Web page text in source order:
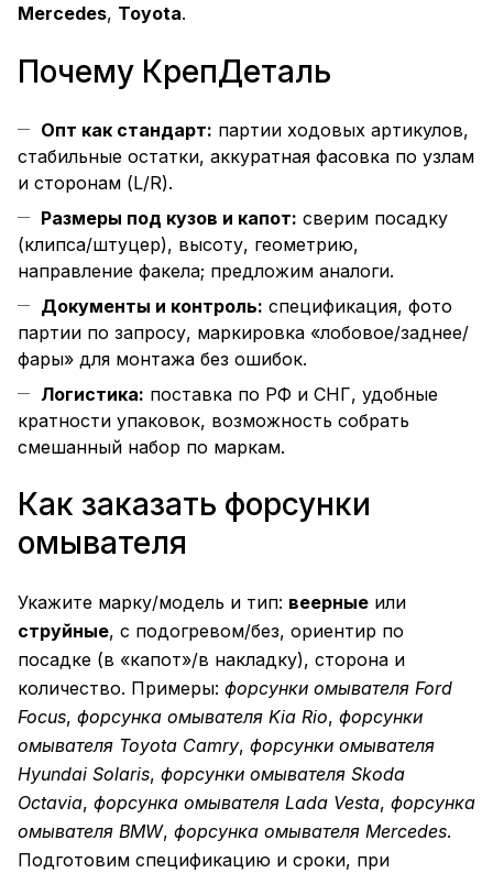
Mercedes, Toyota.
Почему КрепДеталь
Опт как стандарт: партии ходовых артикулов,
стабильные остатки, аккуратная фасовка по узлам
и сторонам (L/R).
Размеры под кузов и капот: сверим посадку
(клипса/штуцер), высоту, геометрию,
направление факела; предложим аналоги.
Документы и контроль: спецификация, фото
партии по запросу, маркировка «лобовое/заднее/
фары» для монтажа без ошибок.
Логистика: поставка по РФ и СНГ, удобные
кратности упаковок, возможность собрать
смешанный набор по маркам.
Как заказать форсунки
омывателя
Укажите марку/модель и тип: веерные или
струйные, с подогревом/без, ориентир по
посадке (в «капот»/в накладку), сторона и
количество. Примеры: форсунки омывателя Ford
Focus, форсунка омывателя Kia Rio, форсунки
омывателя Toyota Camry, форсунки омывателя
Hyundai Solaris, форсунки омывателя Skoda
Octavia, форсунка омывателя Lada Vesta, форсунка
омывателя BMW, форсунка омывателя Mercedes.
Подготовим спецификацию и сроки, при